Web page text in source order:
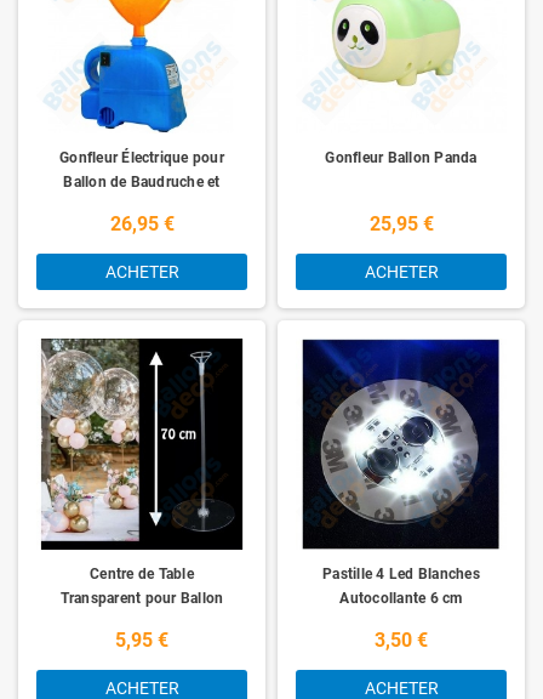
Gonfleur Électrique pour
Ballon de Baudruche et
26,95 €
ACHETER
Gonfleur Ballon Panda
25,95 €
ACHETER
Centre de Table
Transparent pour Ballon
5,95 €
ACHETER
Pastille 4 Led Blanches
Autocollante 6 cm
3,50 €
ACHETER